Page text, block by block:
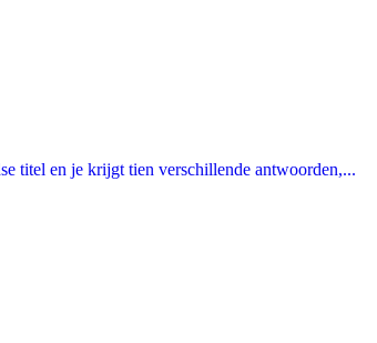
titel en je krijgt tien verschillende antwoorden,...